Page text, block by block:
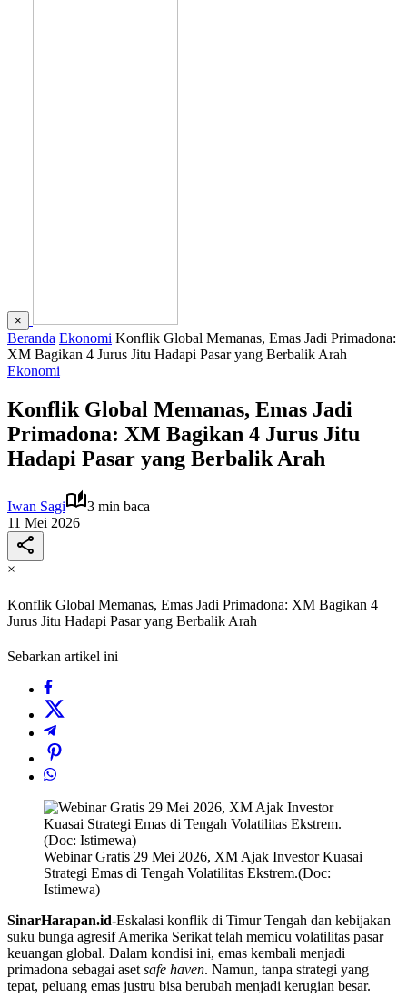
×
Beranda Ekonomi Konflik Global Memanas, Emas Jadi Primadona:
XM Bagikan 4 Jurus Jitu Hadapi Pasar yang Berbalik Arah
Ekonomi
Konflik Global Memanas, Emas Jadi
Primadona: XM Bagikan 4 Jurus Jitu
Hadapi Pasar yang Berbalik Arah
Iwan Sagi
3 min baca
11 Mei 2026
×
Konflik Global Memanas, Emas Jadi Primadona: XM Bagikan 4
Jurus Jitu Hadapi Pasar yang Berbalik Arah
Sebarkan artikel ini
Webinar Gratis 29 Mei 2026, XM Ajak Investor Kuasai
Strategi Emas di Tengah Volatilitas Ekstrem.(Doc:
Istimewa)
SinarHarapan.id-Eskalasi konflik di Timur Tengah dan kebijakan
suku bunga agresif Amerika Serikat telah memicu volatilitas pasar
keuangan global. Dalam kondisi ini, emas kembali menjadi
primadona sebagai aset safe haven. Namun, tanpa strategi yang
tepat, peluang emas justru bisa berubah menjadi kerugian besar.